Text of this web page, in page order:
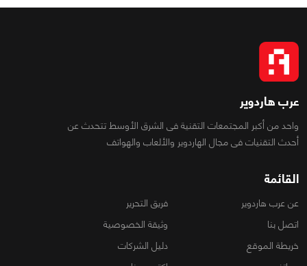
عرب هاردوير
واحد من أكبر المجتمعات التقنية فى الشرق الأوسط تتحدث عن
أحدث التقنيات فى مجال الهاردوير والألعاب والهواتف
القائمة
عن عرب هاردوير
فريق التحرير
اتصل بنا
وثيقة الخصوصية
خريطة الموقع
دليل الشركات